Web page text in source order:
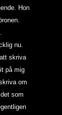
Hon
skriva
på mig
om
som